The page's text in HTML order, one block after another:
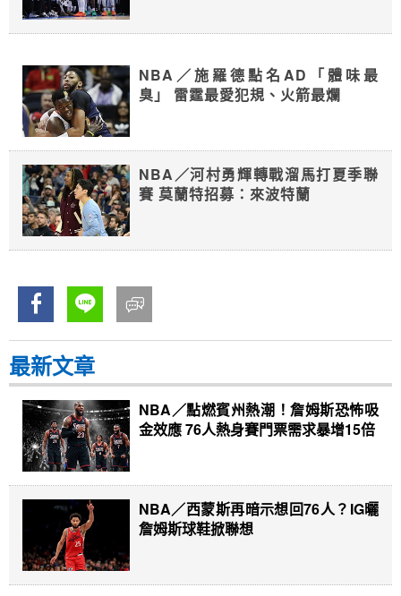
NBA／施羅德點名AD「體味最
臭」 雷霆最愛犯規、火箭最爛
NBA／河村勇輝轉戰溜馬打夏季聯
賽 莫蘭特招募：來波特蘭
最新文章
NBA／點燃賓州熱潮！詹姆斯恐怖吸
金效應 76人熱身賽門票需求暴增15倍
NBA／西蒙斯再暗示想回76人？IG曬
詹姆斯球鞋掀聯想